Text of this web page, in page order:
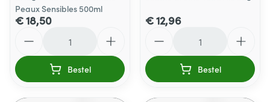
Peaux Sensibles 500ml
€ 18,50
Bestel
€ 12,96
Bestel